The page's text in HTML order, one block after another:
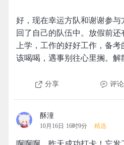
好，现在幸运方队和谢谢参
回了自己的队伍中。放假前
上学，工作的好好工作，备
该喝喝，遇事别往心里搁。解
分享 评论
酥潼
10月16日 16时9分 精选